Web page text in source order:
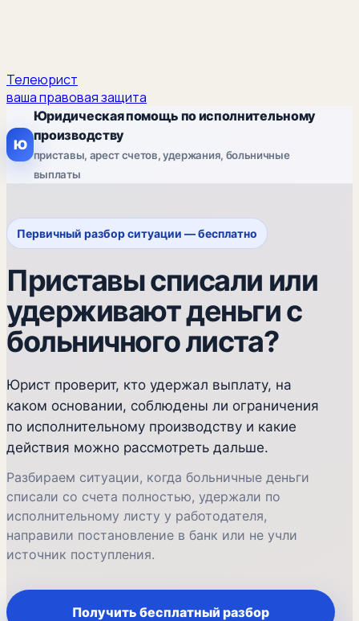
Телеюрист
ваша правовая защита
Ю
Юридическая помощь по исполнительному
производству
приставы, арест счетов, удержания, больничные
выплаты
Первичный разбор ситуации — бесплатно
Приставы списали или
удерживают деньги с
больничного листа?
Юрист проверит, кто удержал выплату, на
каком основании, соблюдены ли ограничения
по исполнительному производству и какие
действия можно рассмотреть дальше.
Разбираем ситуации, когда больничные деньги
списали со счета полностью, удержали по
исполнительному листу у работодателя,
направили постановление в банк или не учли
источник поступления.
Получить бесплатный разбор